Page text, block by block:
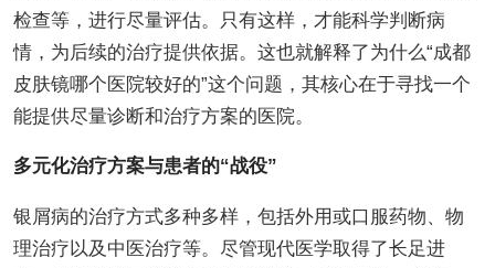
检查等，进行尽量评估。只有这样，才能科学判断病
情，为后续的治疗提供依据。这也就解释了为什么“成都
皮肤镜哪个医院较好的”这个问题，其核心在于寻找一个
能提供尽量诊断和治疗方案的医院。
多元化治疗方案与患者的“战役”
银屑病的治疗方式多种多样，包括外用或口服药物、物
理治疗以及中医治疗等。尽管现代医学取得了长足进